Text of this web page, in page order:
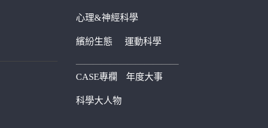
心理&神經科學
繽紛生態 運動科學
————————————
CASE專欄 年度大事
科學大人物